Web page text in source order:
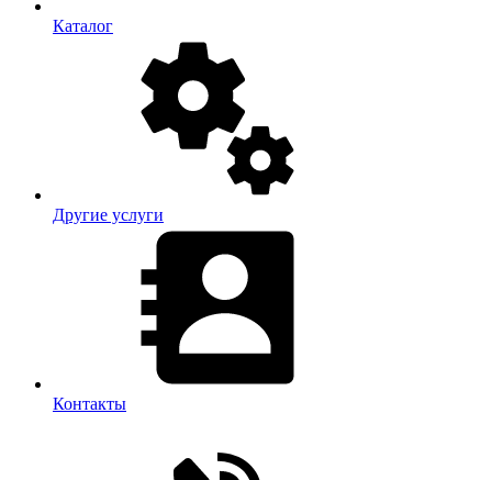
Каталог
Другие услуги
Контакты